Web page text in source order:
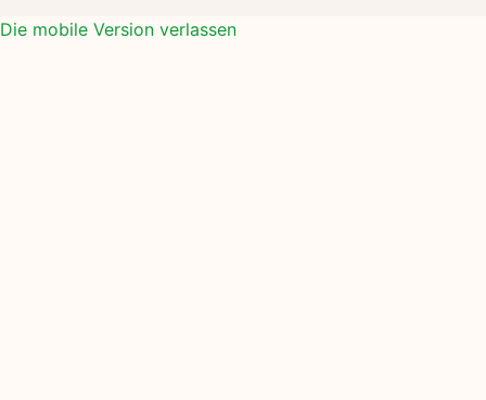
Die mobile Version verlassen